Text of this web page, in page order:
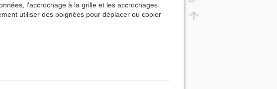
l'accrochage à la grille et les accrochages
utiliser des poignées pour déplacer ou copier